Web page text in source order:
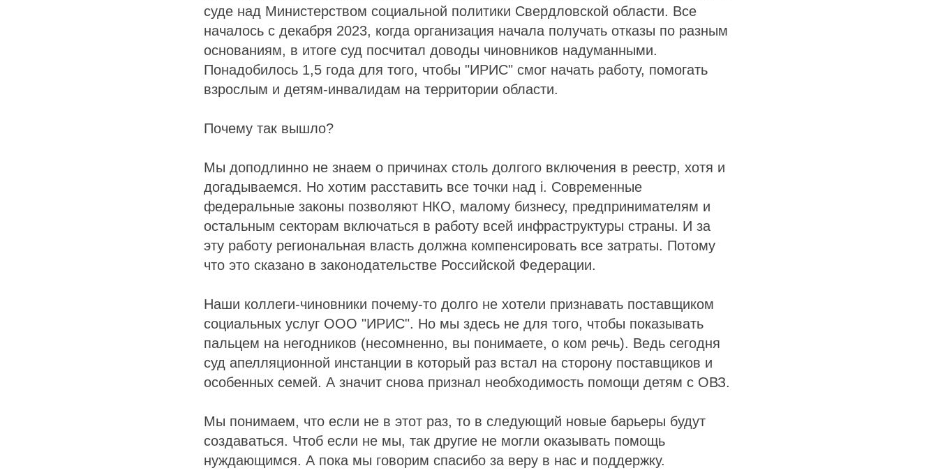
суде над Министерством социальной политики Свердловской области. Все
началось с декабря 2023, когда организация начала получать отказы по разным
основаниям, в итоге суд посчитал доводы чиновников надуманными.
Понадобилось 1,5 года для того, чтобы "ИРИС" смог начать работу, помогать
взрослым и детям-инвалидам на территории области.
Почему так вышло?
Мы доподлинно не знаем о причинах столь долгого включения в реестр, хотя и
догадываемся. Но хотим расставить все точки над i. Современные
федеральные законы позволяют НКО, малому бизнесу, предпринимателям и
остальным секторам включаться в работу всей инфраструктуры страны. И за
эту работу региональная власть должна компенсировать все затраты. Потому
что это сказано в законодательстве Российской Федерации.
Наши коллеги-чиновники почему-то долго не хотели признавать поставщиком
социальных услуг ООО "ИРИС". Но мы здесь не для того, чтобы показывать
пальцем на негодников (несомненно, вы понимаете, о ком речь). Ведь сегодня
суд апелляционной инстанции в который раз встал на сторону поставщиков и
особенных семей. А значит снова признал необходимость помощи детям с ОВЗ.
Мы понимаем, что если не в этот раз, то в следующий новые барьеры будут
создаваться. Чтоб если не мы, так другие не могли оказывать помощь
нуждающимся. А пока мы говорим спасибо за веру в нас и поддержку.